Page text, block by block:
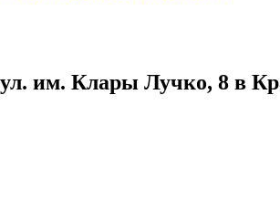
им. Клары Лучко, 8 в